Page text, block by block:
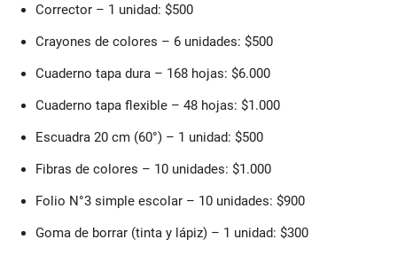
Corrector – 1 unidad: $500
Crayones de colores – 6 unidades: $500
Cuaderno tapa dura – 168 hojas: $6.000
Cuaderno tapa flexible – 48 hojas: $1.000
Escuadra 20 cm (60°) – 1 unidad: $500
Fibras de colores – 10 unidades: $1.000
Folio N°3 simple escolar – 10 unidades: $900
Goma de borrar (tinta y lápiz) – 1 unidad: $300